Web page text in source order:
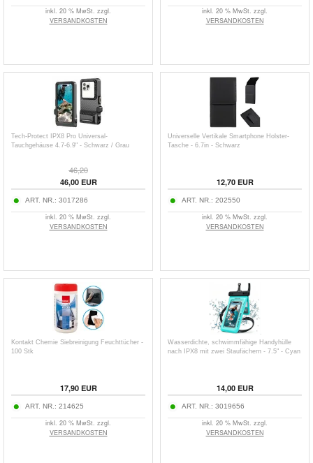
inkl. 20 % MwSt. zzgl.
VERSANDKOSTEN
inkl. 20 % MwSt. zzgl.
VERSANDKOSTEN
Tech-Protect IPX8 Pro Universal-
Tauchgehäuse 4.7-6.9" - Schwarz / Grau
46,20
46,00EUR
ART. NR.: 3017286
inkl. 20 % MwSt. zzgl.
VERSANDKOSTEN
Universelle Vertikale Smartphone Holster-
Tasche - 6.7in - Schwarz
12,70EUR
ART. NR.: 202550
inkl. 20 % MwSt. zzgl.
VERSANDKOSTEN
Kontakt Chemie Siebreinigung Feuchttücher -
100 Stk
17,90EUR
ART. NR.: 214625
inkl. 20 % MwSt. zzgl.
VERSANDKOSTEN
Wasserdichte, schwimmfähige Handyhülle
nach IPX8 mit zwei Staufächern - 7.5" - Cyan
14,00EUR
ART. NR.: 3019656
inkl. 20 % MwSt. zzgl.
VERSANDKOSTEN